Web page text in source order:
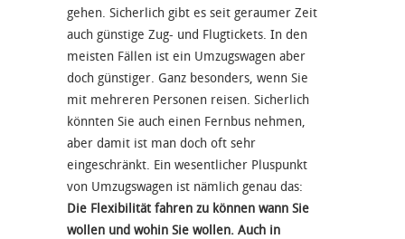
gehen. Sicherlich gibt es seit geraumer Zeit
auch günstige Zug- und Flugtickets. In den
meisten Fällen ist ein Umzugswagen aber
doch günstiger. Ganz besonders, wenn Sie
mit mehreren Personen reisen. Sicherlich
könnten Sie auch einen Fernbus nehmen,
aber damit ist man doch oft sehr
eingeschränkt. Ein wesentlicher Pluspunkt
von Umzugswagen ist nämlich genau das:
Die Flexibilität fahren zu können wann Sie
wollen und wohin Sie wollen. Auch in